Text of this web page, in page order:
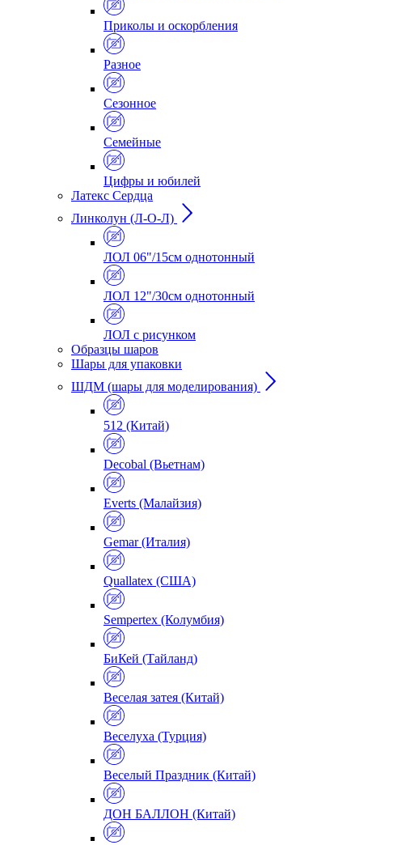
Приколы и оскорбления
Разное
Сезонное
Семейные
Цифры и юбилей
Латекс Сердца
Линколун (Л-О-Л)
ЛОЛ 06"/15см однотонный
ЛОЛ 12"/30см однотонный
ЛОЛ с рисунком
Образцы шаров
Шары для упаковки
ШДМ (шары для моделирования)
512 (Китай)
Decobal (Вьетнам)
Everts (Малайзия)
Gemar (Италия)
Quallatex (США)
Sempertex (Колумбия)
БиКей (Тайланд)
Веселая затея (Китай)
Веселуха (Турция)
Веселый Праздник (Китай)
ДОН БАЛЛОН (Китай)